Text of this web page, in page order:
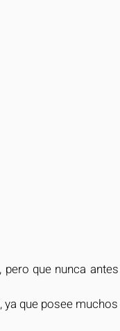
que nunca
que posee muchos